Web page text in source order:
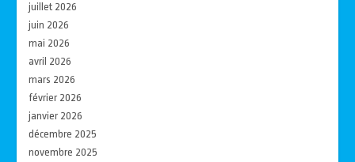
juillet 2026
juin 2026
mai 2026
avril 2026
mars 2026
février 2026
janvier 2026
décembre 2025
novembre 2025